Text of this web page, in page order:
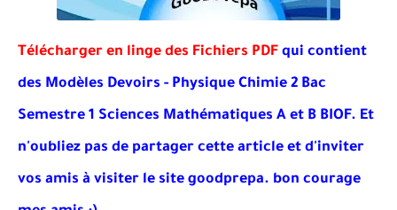
Télécharger en linge des Fichiers PDF qui contient
des Modèles Devoirs - Physique Chimie 2 Bac
Semestre 1 Sciences Mathématiques A et B BIOF. Et
n'oubliez pas de partager cette article et d'inviter
vos amis à visiter le site goodprepa. bon courage